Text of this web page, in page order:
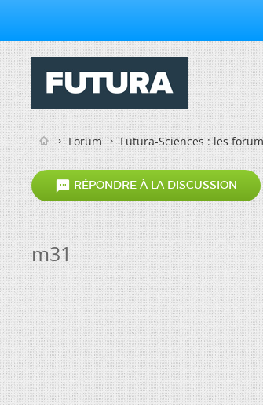
Forum Futura-Sciences : les
 RÉPONDRE À LA DISCUSSION
m31